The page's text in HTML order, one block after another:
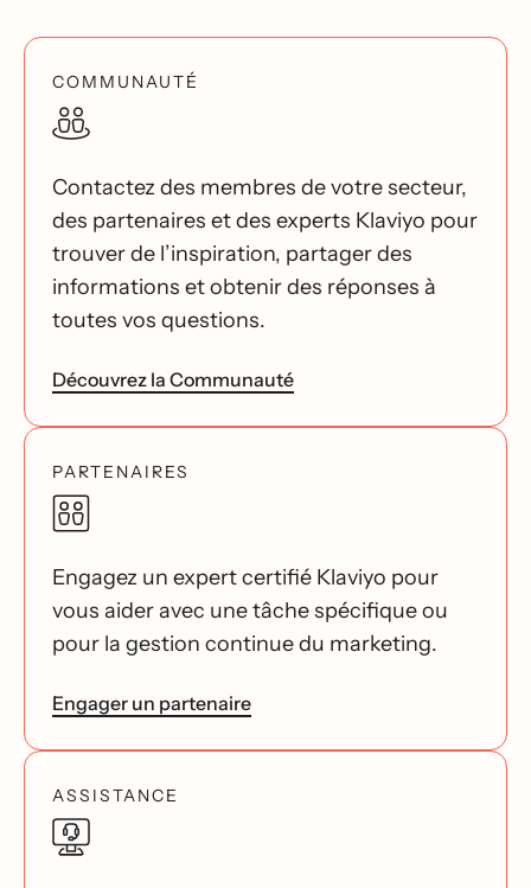
COMMUNAUTÉ
Contactez des membres de votre secteur,
des partenaires et des experts Klaviyo pour
trouver de l’inspiration, partager des
informations et obtenir des réponses à
toutes vos questions.
Découvrez la Communauté
PARTENAIRES
Engagez un expert certifié Klaviyo pour
vous aider avec une tâche spécifique ou
pour la gestion continue du marketing.
Engager un partenaire
ASSISTANCE